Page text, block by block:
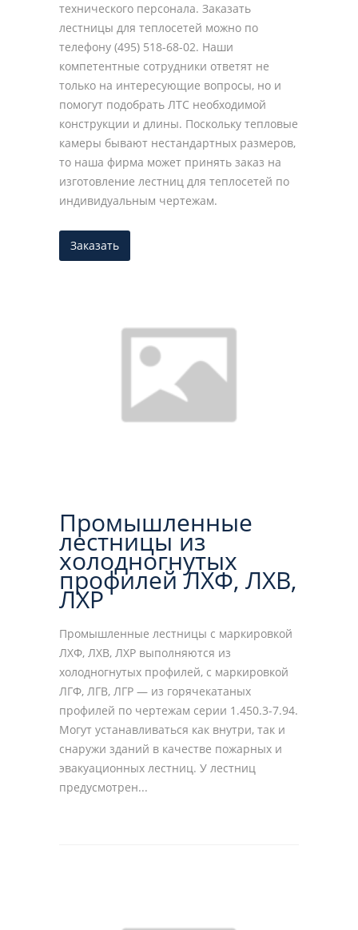
технического персонала. Заказать
лестницы для теплосетей можно по
телефону (495) 518-68-02. Наши
компетентные сотрудники ответят не
только на интересующие вопросы, но и
помогут подобрать ЛТС необходимой
конструкции и длины. Поскольку тепловые
камеры бывают нестандартных размеров,
то наша фирма может принять заказ на
изготовление лестниц для теплосетей по
индивидуальным чертежам.
Заказать
Промышленные
лестницы из
холодногнутых
профилей ЛХФ, ЛХВ,
ЛХР
Промышленные лестницы с маркировкой
ЛХФ, ЛХВ, ЛХР выполняются из
холодногнутых профилей, с маркировкой
ЛГФ, ЛГВ, ЛГР — из горячекатаных
профилей по чертежам серии 1.450.3-7.94.
Могут устанавливаться как внутри, так и
снаружи зданий в качестве пожарных и
эвакуационных лестниц. У лестниц
предусмотрен...